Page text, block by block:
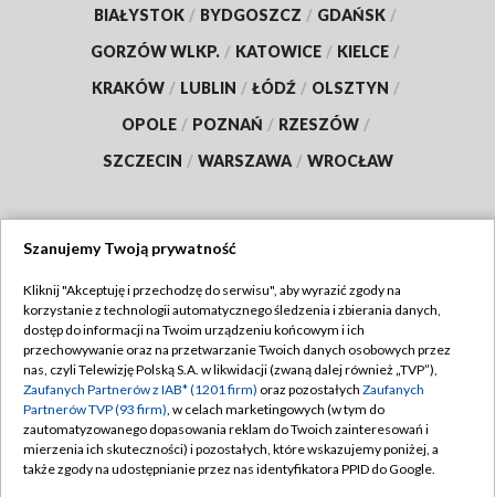
BIAŁYSTOK / BYDGOSZCZ / GDAŃSK /
GORZÓW WLKP. / KATOWICE / KIELCE /
KRAKÓW / LUBLIN / ŁÓDŹ / OLSZTYN /
OPOLE / POZNAŃ / RZESZÓW /
SZCZECIN / WARSZAWA / WROCŁAW
TVP
Abonament TVP
Emisja w TVP
Centrum informacji TVP
Naziemna Telewizja Cyfrowa
Regulamin TVP
Polityka prywatności
Moje zgody
Pomoc
Szanujemy Twoją prywatność
Kliknij "Akceptuję i przechodzę do serwisu", aby wyrazić zgody na
korzystanie z technologii automatycznego śledzenia i zbierania danych,
dostęp do informacji na Twoim urządzeniu końcowym i ich
przechowywanie oraz na przetwarzanie Twoich danych osobowych przez
nas, czyli Telewizję Polską S.A. w likwidacji (zwaną dalej również „TVP”),
Zaufanych Partnerów z IAB* (1201 firm) oraz pozostałych Zaufanych
Partnerów TVP (93 firm), w celach marketingowych (w tym do
zautomatyzowanego dopasowania reklam do Twoich zainteresowań i
mierzenia ich skuteczności) i pozostałych, które wskazujemy poniżej, a
także zgody na udostępnianie przez nas identyfikatora PPID do Google.